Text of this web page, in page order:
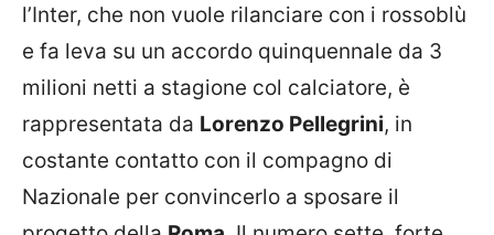
l’Inter, che non vuole rilanciare con i rossoblù
e fa leva su un accordo quinquennale da 3
milioni netti a stagione col calciatore, è
rappresentata da Lorenzo Pellegrini, in
costante contatto con il compagno di
Nazionale per convincerlo a sposare il